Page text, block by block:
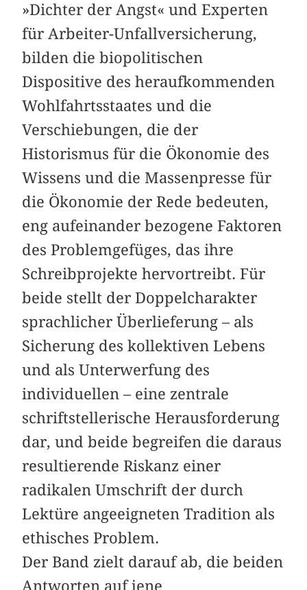
»Dichter der Angst« und Experten
für Arbeiter-Unfallversicherung,
bilden die biopolitischen
Dispositive des heraufkommenden
Wohlfahrtsstaates und die
Verschiebungen, die der
Historismus für die Ökonomie des
Wissens und die Massenpresse für
die Ökonomie der Rede bedeuten,
eng aufeinander bezogene Faktoren
des Problemgefüges, das ihre
Schreibprojekte hervortreibt. Für
beide stellt der Doppelcharakter
sprachlicher Überlieferung – als
Sicherung des kollektiven Lebens
und als Unterwerfung des
individuellen – eine zentrale
schriftstellerische Herausforderung
dar, und beide begreifen die daraus
resultierende Riskanz einer
radikalen Umschrift der durch
Lektüre angeeigneten Tradition als
ethisches Problem.
Der Band zielt darauf ab, die beiden
Antworten auf jene